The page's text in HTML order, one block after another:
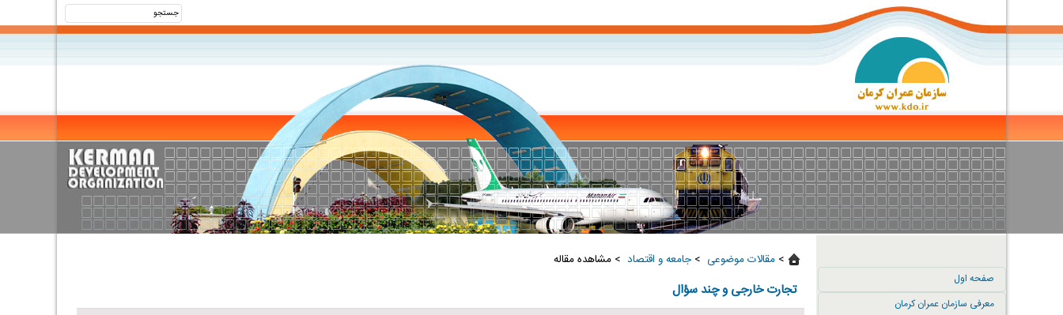
صفحه اول
معرفی سازمان عمران کرمان
> مقالات موضوعی ‏ > جامعه و اقتصاد ‏ > مشاهده مقاله
تجارت‌ خارجی‌ و‌ چند‌ سؤال